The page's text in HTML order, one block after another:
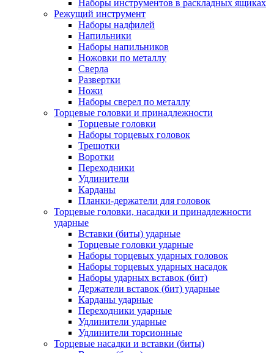
Наборы инструментов в раскладных ящиках
Режущий инструмент
Наборы надфилей
Напильники
Наборы напильников
Ножовки по металлу
Сверла
Развертки
Ножи
Наборы сверел по металлу
Торцевые головки и принадлежности
Торцевые головки
Наборы торцевых головок
Трещотки
Воротки
Переходники
Удлинители
Карданы
Планки-держатели для головок
Торцевые головки, насадки и принадлежности
ударные
Вставки (биты) ударные
Торцевые головки ударные
Наборы торцевых ударных головок
Наборы торцевых ударных насадок
Наборы ударных вставок (бит)
Держатели вставок (бит) ударные
Карданы ударные
Переходники ударные
Удлинители ударные
Удлинители торсионные
Торцевые насадки и вставки (биты)